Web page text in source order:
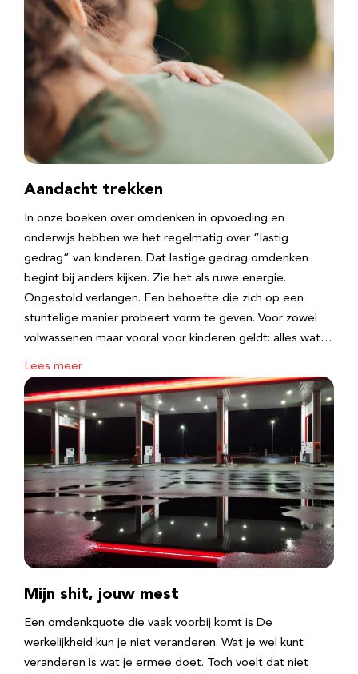
Aandacht trekken
In onze boeken over omdenken in opvoeding en
onderwijs hebben we het regelmatig over “lastig
gedrag” van kinderen. Dat lastige gedrag omdenken
begint bij anders kijken. Zie het als ruwe energie.
Ongestold verlangen. Een behoefte die zich op een
stuntelige manier probeert vorm te geven. Voor zowel
volwassenen maar vooral voor kinderen geldt: alles wat…
Lees meer
Mijn shit, jouw mest
Een omdenkquote die vaak voorbij komt is De
werkelijkheid kun je niet veranderen. Wat je wel kunt
veranderen is wat je ermee doet. Toch voelt dat niet